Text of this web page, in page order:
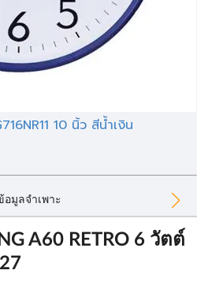
10 นิ้ว สีน้ำเงิน
อมูลจำเพาะ
A60 RETRO 6 วัตต์